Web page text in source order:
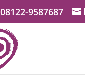
08122-9587687